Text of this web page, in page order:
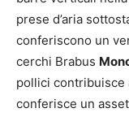
prese d’aria
conferiscono un
cerchi Brabus
pollici contribuisce
conferisce un